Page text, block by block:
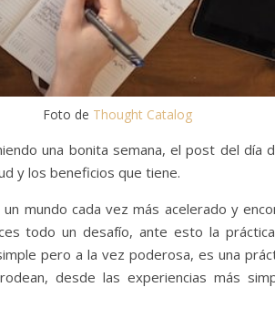
Foto de Thought Catalog
una bonita semana, el post del día
y los beneficios que tiene.
un mundo cada vez más acelerado y
todo un desafío, ante esto la
pero a la vez poderosa, es una
desde las experiencias más